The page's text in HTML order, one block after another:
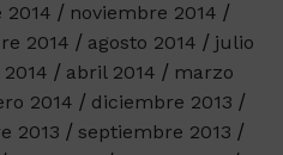
2014
noviembre 2014
2014 agosto 2014
julio
abril 2014
marzo
2014
diciembre 2013
2013
septiembre 2013